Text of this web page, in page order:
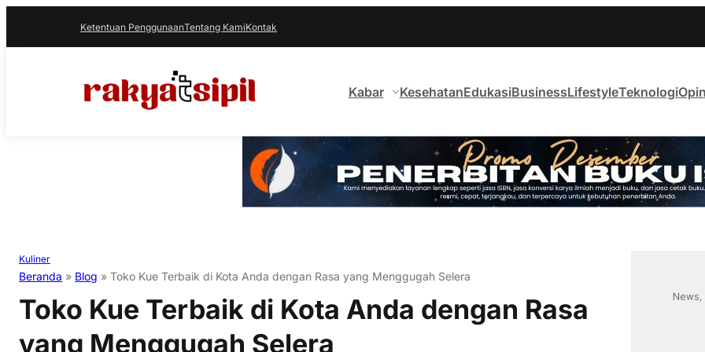
Ketentuan PenggunaanTentang KamiKontak
Kabar KesehatanEdukasiBusinessLifestyleTeknologi
Kuliner
Beranda » Blog » Toko Kue Terbaik di Kota Anda dengan Rasa yang Menggugah Selera
Toko Kue Terbaik di Kota Anda dengan Rasa
yang Menggugah Selera